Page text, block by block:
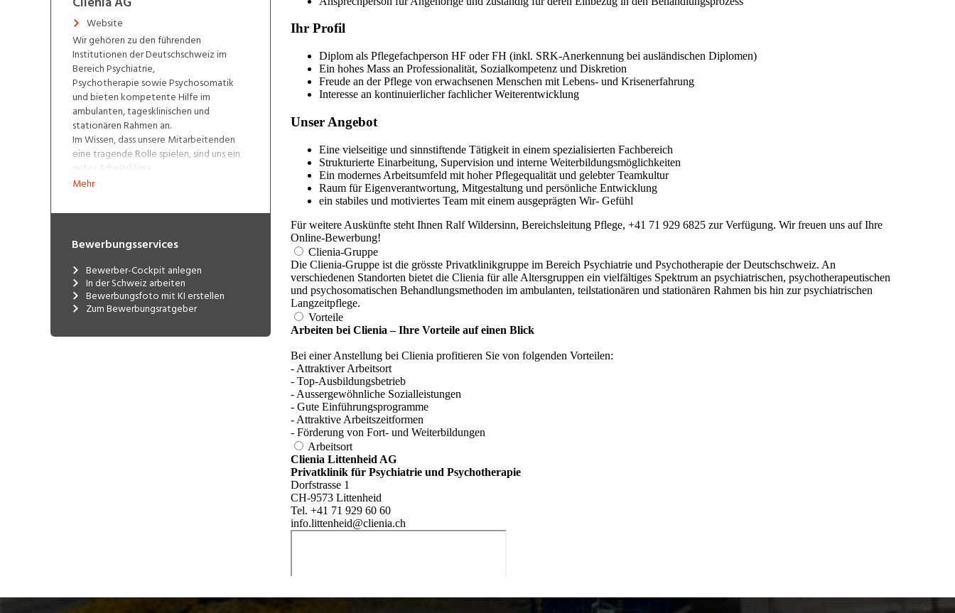
Website
Wir gehören zu den führenden
Institutionen der Deutschschweiz im
Bereich Psychiatrie,
Psychotherapie sowie Psychosomatik
und bieten kompetente Hilfe im
ambulanten, tagesklinischen und
stationären Rahmen an.
Im Wissen, dass unsere Mitarbeitenden
eine tragende Rolle spielen, sind uns ein
gutes Arbeitsklima,
Entwicklungsmöglichkeiten,
Arbeitsmodelle sowie attraktive Aus-
wichtig. Wir sind Ausbildungsklinik für
Assistenzärzte (A1-Kliniken), dipl.
Pflegefachpersonen HF, Fachangestellte
Gesundheit (FAGE), Lehrlinge und
Praktikanten diverser Berufe und weisen
eine enge universitäre Anbindug auf.
Mehr
Bewerbungsservices
Bewerber-Cockpit anlegen
In der Schweiz arbeiten
Bewerbungsfoto mit KI erstellen
Zum Bewerbungsratgeber